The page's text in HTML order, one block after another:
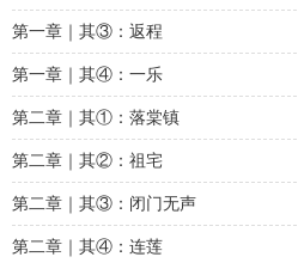
第一章｜其③：返程
第一章｜其④：一乐
第二章｜其①：落棠镇
第二章｜其②：祖宅
第二章｜其③：闭门无声
第二章｜其④：连莲